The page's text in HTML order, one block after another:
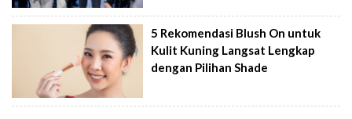
5 Rekomendasi Blush On untuk
Kulit Kuning Langsat Lengkap
dengan Pilihan Shade